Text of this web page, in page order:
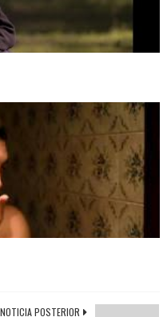
NOTICIA POSTERIOR